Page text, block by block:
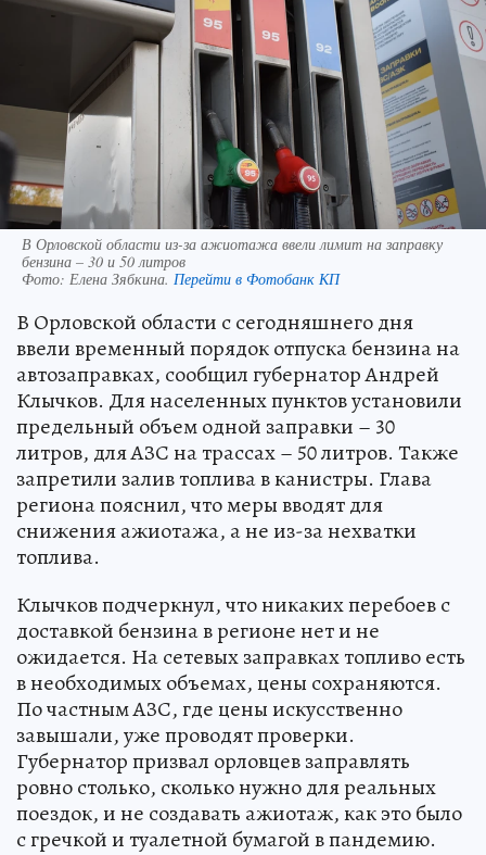
В Орловской области из-за ажиотажа ввели лимит на заправку
бензина – 30 и 50 литров
Фото: Елена Зябкина. Перейти в Фотобанк КП
В Орловской области с сегодняшнего дня
ввели временный порядок отпуска бензина на
автозаправках, сообщил губернатор Андрей
Клычков. Для населенных пунктов установили
предельный объем одной заправки – 30
литров, для АЗС на трассах – 50 литров. Также
запретили залив топлива в канистры. Глава
региона пояснил, что меры вводят для
снижения ажиотажа, а не из-за нехватки
топлива.
Клычков подчеркнул, что никаких перебоев с
доставкой бензина в регионе нет и не
ожидается. На сетевых заправках топливо есть
в необходимых объемах, цены сохраняются.
По частным АЗС, где цены искусственно
завышали, уже проводят проверки.
Губернатор призвал орловцев заправлять
ровно столько, сколько нужно для реальных
поездок, и не создавать ажиотаж, как это было
с гречкой и туалетной бумагой в пандемию.